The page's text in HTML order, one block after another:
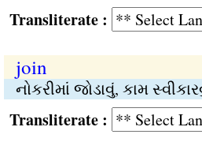
:
join
નોકરીમાં જોડાવું, કામ
: